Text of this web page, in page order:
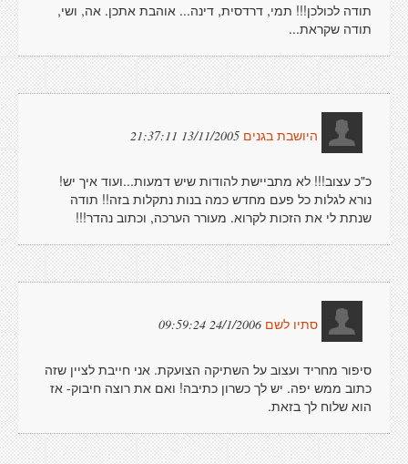
תודה לכולכן!!! תמי, דרדסית, דינה... אוהבת אתכן. אה, ושי,
תודה שקראת...
היושבת בגנים 13/11/2005 21:37:11
כ"כ עצוב!!! לא מתביישת להודות שיש דמעות...ועוד איך יש!
נורא לגלות כל פעם מחדש כמה בנות נתקלות בזה!! תודה
שנתת לי את הזכות לקרוא. מעורר הערכה, וכתוב נהדר!!!
סתיו לשם 24/1/2006 09:59:24
סיפור מחריד ועצוב על השתיקה הצועקת. אני חייבת לציין שזה
כתוב ממש יפה. יש לך כשרון כתיבה! ואם את רוצה חיבוק- אז
הוא שלוח לך בזאת.